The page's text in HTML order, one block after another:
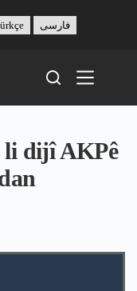
فارسی
li dijî AKPê